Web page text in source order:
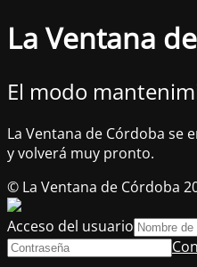
La Ventana
El modo
La Ventana de Córdoba se
y volverá muy pronto.
© La Ventana de Córdoba
Acceso del usuario